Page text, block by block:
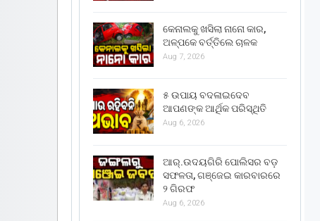
କେନାଲକୁ ଖସିଲା ନାନୋ କାର,
ଅଳ୍ପକେ ବର୍ତ୍ତିଲେ ଚାଳକ
Aug 7, 2026
୫ ଉପାୟ ବଦଳାଇଦେବ
ଆପଣଙ୍କ ଆର୍ଥିକ ପରିସ୍ଥିତି
Aug 6, 2026
ଆର୍.ଉଦୟଗିରି ପୋଲିସର ବଡ଼
ସଫଳତା, ଗଞ୍ଜେଇ କାରବାରରେ
୨ ଗିରଫ
Aug 6, 2026